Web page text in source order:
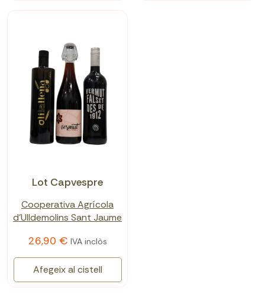
Lot Capvespre
Cooperativa Agrícola
d'Ulldemolins Sant Jaume
26,90 € IVA inclòs
Afegeix al cistell